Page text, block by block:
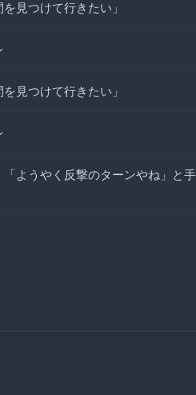
見つけて行きたい」
見つけて行きたい」
ようやく反撃のターンやね」と